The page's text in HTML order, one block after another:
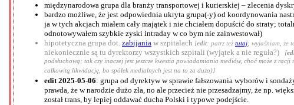
międzynarodowa grupa dla branży transportowej i kurierskiej – zlecenia
bardzo możliwe, że jest odpowiednia ukryta grupa(-y) od koordynowania
ja w tych akcjach miałem cały majątek i nie chciałem dopuścić do straty;
odnotowywałem szybkie zyski intraday w co bym nie zainwestował)
hipotetyczna grupa dot. zabijania w szpitalach [edit: patrz też tutaj; wyjaśniam, że
niekoniecznie są tu dyrektorzy wszystkich szpitali (wyjątek a nie reguła?)
[
podsłuchową; tak czy inaczej jest jeszcze kwestia powiadamiania mediów, choć może z
całkowitą likwidację, bo spółek medialnych jest na to za dużo)]
edit 2025-05-06: grupa od dyrektyw w sprawie fałszowania wyborów i
prawda, że w narodzie dużo zła, no ale przecież nie przesadzajmy, że np.
został trans, by lepiej oddawać ducha Polski i typowe podejście.